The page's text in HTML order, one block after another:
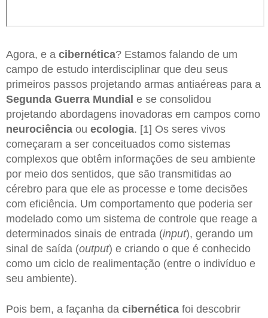
Agora, e a cibernética? Estamos falando de um
campo de estudo interdisciplinar que deu seus
primeiros passos projetando armas antiaéreas para a
Segunda Guerra Mundial e se consolidou
projetando abordagens inovadoras em campos como
neurociência ou ecologia. [1] Os seres vivos
começaram a ser conceituados como sistemas
complexos que obtêm informações de seu ambiente
por meio dos sentidos, que são transmitidas ao
cérebro para que ele as processe e tome decisões
com eficiência. Um comportamento que poderia ser
modelado como um sistema de controle que reage a
determinados sinais de entrada (input), gerando um
sinal de saída (output) e criando o que é conhecido
como um ciclo de realimentação (entre o indivíduo e
seu ambiente).
Pois bem, a façanha da cibernética foi descobrir